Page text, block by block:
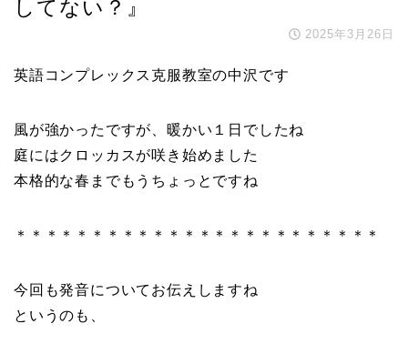
してない？』
2025年3月26日
英語コンプレックス克服教室の中沢です
風が強かったですが、暖かい１日でしたね
庭にはクロッカスが咲き始めました
本格的な春までもうちょっとですね
＊＊＊＊＊＊＊＊＊＊＊＊＊＊＊＊＊＊＊＊＊＊＊＊
今回も発音についてお伝えしますね
というのも、